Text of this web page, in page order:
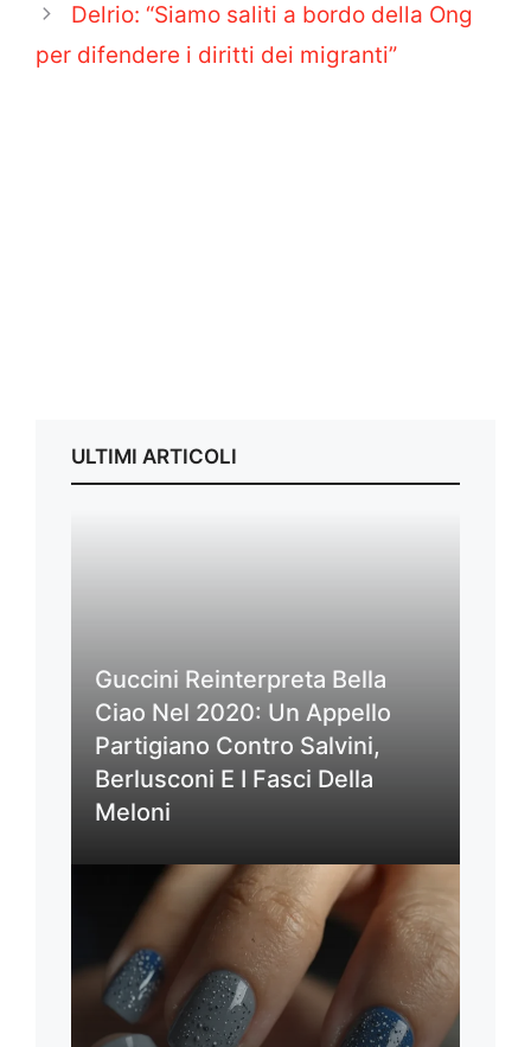
Delrio: “Siamo saliti a bordo della Ong
per difendere i diritti dei migranti”
ULTIMI ARTICOLI
Guccini Reinterpreta Bella
Ciao Nel 2020: Un Appello
Partigiano Contro Salvini,
Berlusconi E I Fasci Della
Meloni